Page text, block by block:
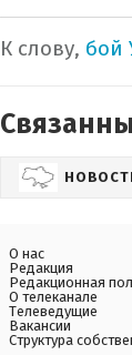
К слову, бой
О нас
Редакция
Редакционная
О телеканале
Телеведущие
Вакансии
Структура